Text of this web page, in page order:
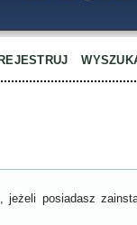
posiadasz